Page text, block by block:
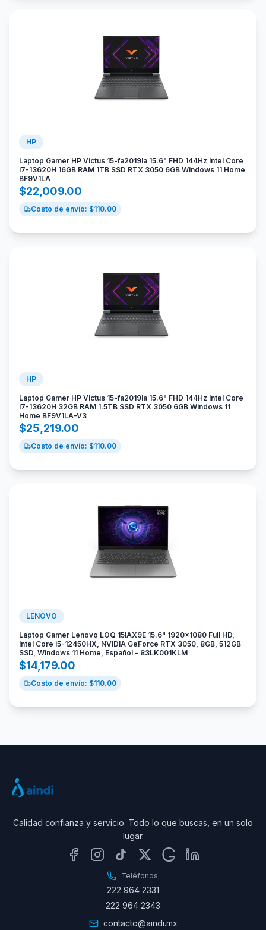
HP
Laptop Gamer HP Victus 15-fa2019la 15.6" FHD 144Hz Intel Core
i7-13620H 16GB RAM 1TB SSD RTX 3050 6GB Windows 11 Home
BF9V1LA
$22,009.00
Costo de envío: $110.00
HP
Laptop Gamer HP Victus 15-fa2019la 15.6" FHD 144Hz Intel Core
i7-13620H 32GB RAM 1.5TB SSD RTX 3050 6GB Windows 11
Home BF9V1LA-V3
$25,219.00
Costo de envío: $110.00
LENOVO
Laptop Gamer Lenovo LOQ 15IAX9E 15.6" 1920x1080 Full HD,
Intel Core i5-12450HX, NVIDIA GeForce RTX 3050, 8GB, 512GB
SSD, Windows 11 Home, Español - 83LK001KLM
$14,179.00
Costo de envío: $110.00
Calidad confianza y servicio. Todo lo que buscas, en un solo
lugar.
Teléfonos:
222 964 2331
222 964 2343
contacto@aindi.mx